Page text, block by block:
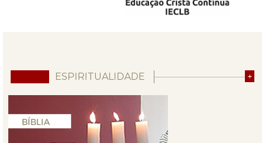
ESPIRITUALIDADE +